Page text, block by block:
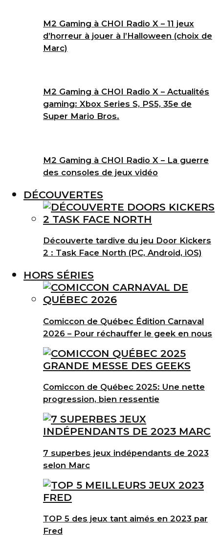
M2 Gaming à CHOI Radio X – 11 jeux
d’horreur à jouer à l’Halloween (choix de
Marc)
M2 Gaming à CHOI Radio X – Actualités
gaming: Xbox Series S, PS5, 35e de
Super Mario Bros.
M2 Gaming à CHOI Radio X – La guerre
des consoles de jeux vidéo
DÉCOUVERTES
Découverte tardive du jeu Door Kickers
2 : Task Face North (PC, Android, iOS)
HORS SÉRIES
Comiccon de Québec Édition Carnaval
2026 – Pour réchauffer le geek en nous
Comiccon de Québec 2025: Une nette
progression, bien ressentie
7 superbes jeux indépendants de 2023
selon Marc
TOP 5 des jeux tant aimés en 2023 par
Fred